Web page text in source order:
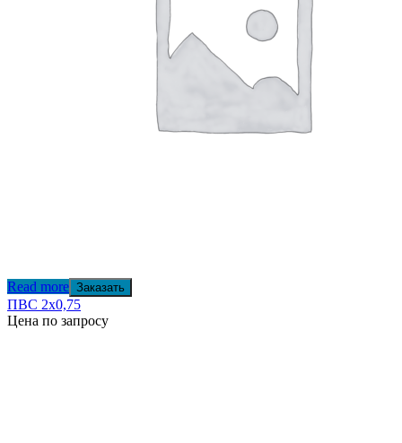
Read more Заказать
ПВС 2х0,75
Цена по запросу